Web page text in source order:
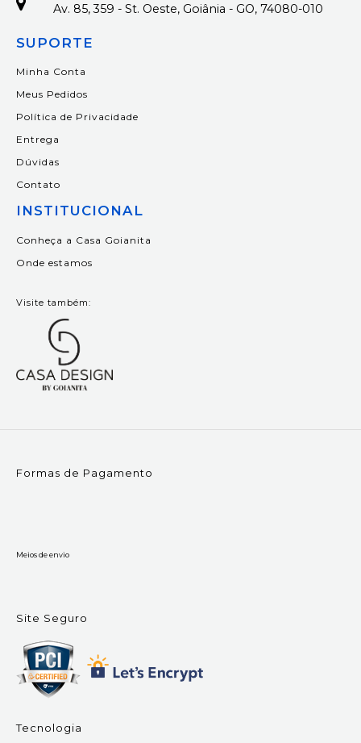
Av. 85, 359 - St. Oeste, Goiânia - GO, 74080-010
SUPORTE
Minha Conta
Meus Pedidos
Política de Privacidade
Entrega
Dúvidas
Contato
INSTITUCIONAL
Conheça a Casa Goianita
Onde estamos
Visite também:
Formas de Pagamento
Meios de envio
Site Seguro
Tecnologia